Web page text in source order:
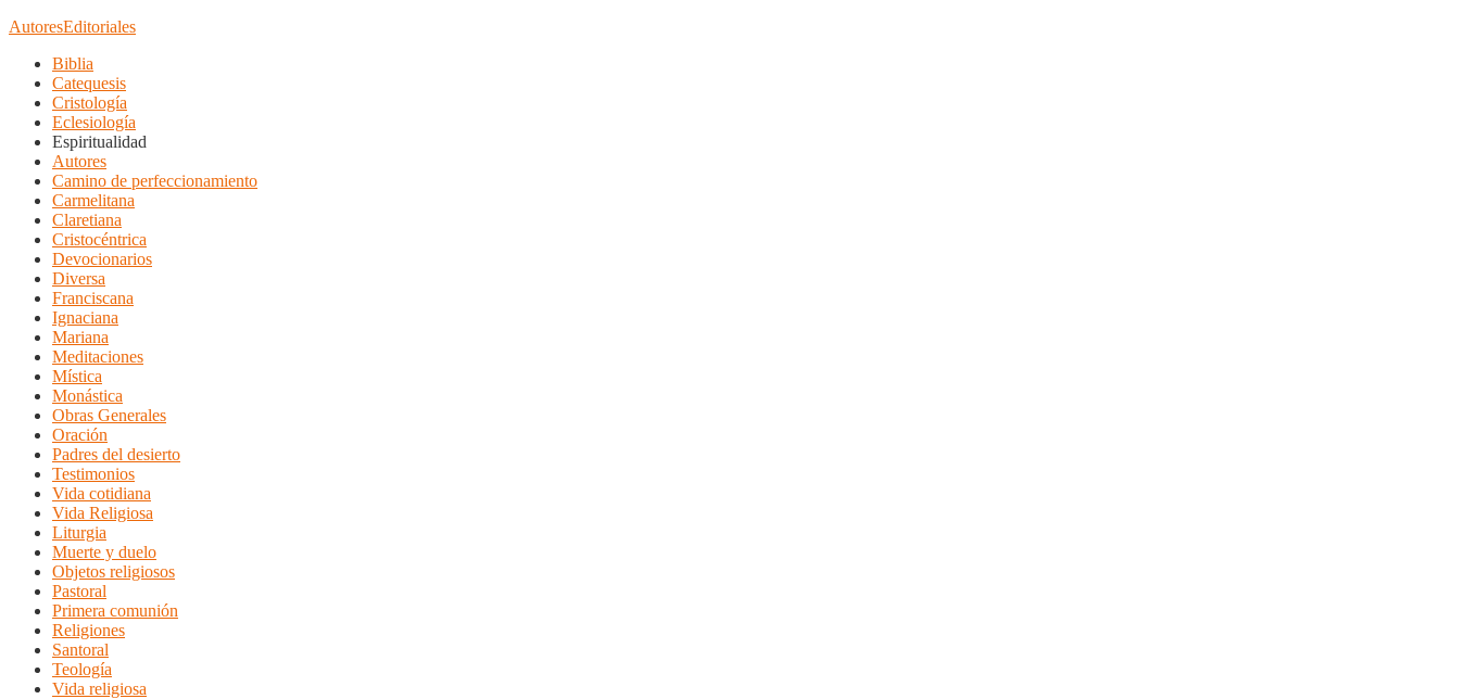
AutoresEditoriales
Biblia
Catequesis
Cristología
Eclesiología
Espiritualidad
Autores
Camino de perfeccionamiento
Carmelitana
Claretiana
Cristocéntrica
Devocionarios
Diversa
Franciscana
Ignaciana
Mariana
Meditaciones
Mística
Monástica
Obras Generales
Oración
Padres del desierto
Testimonios
Vida cotidiana
Vida Religiosa
Liturgia
Muerte y duelo
Objetos religiosos
Pastoral
Primera comunión
Religiones
Santoral
Teología
Vida religiosa